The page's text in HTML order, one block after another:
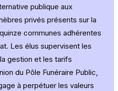
publique aux
privés présents sur la
communes adhérentes
Les élus supervisent les
gestion et les tarifs
du Pôle Funéraire Public,
à perpétuer les valeurs